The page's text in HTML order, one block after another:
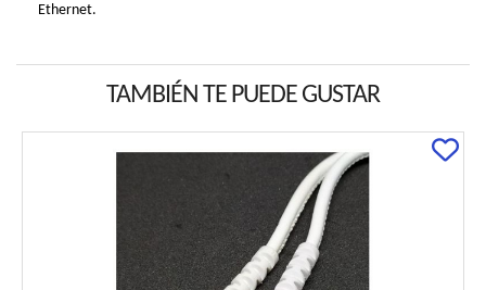
Ethernet.
TAMBIÉN TE PUEDE GUSTAR